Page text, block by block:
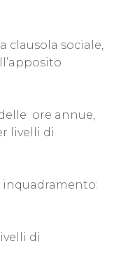
clausola sociale,
ore annue,
livelli di
inquadramento:
di